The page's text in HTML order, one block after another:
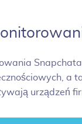
urządzeń